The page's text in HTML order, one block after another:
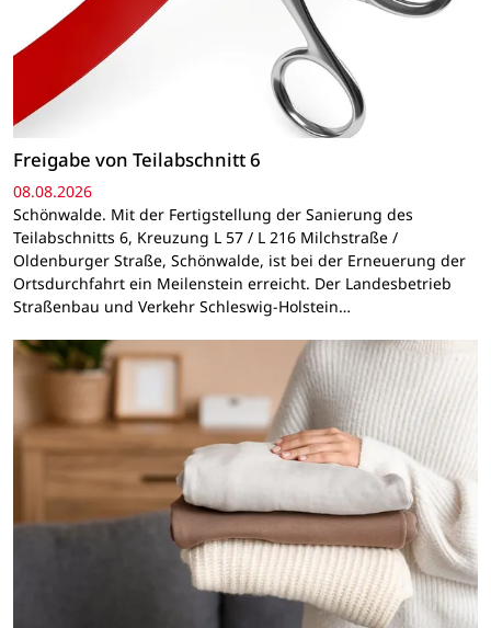
Freigabe von Teilabschnitt 6
08.08.2026
Schönwalde. Mit der Fertigstellung der Sanierung des
Teilabschnitts 6, Kreuzung L 57 / L 216 Milchstraße /
Oldenburger Straße, Schönwalde, ist bei der Erneuerung der
Ortsdurchfahrt ein Meilenstein erreicht. Der Landesbetrieb
Straßenbau und Verkehr Schleswig-Holstein…